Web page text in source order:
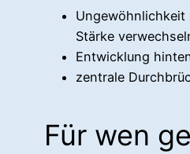
Stärke
Entwicklung
zentrale
Für wen